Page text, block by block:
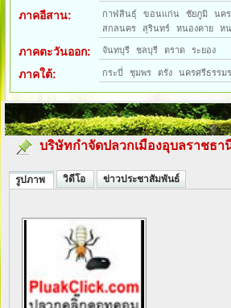
ภาคอีสาน: กาฬสินธุ์ ขอนแก่น ชัยภูมิ นค
สกลนคร
สุรินทร์ หนองคาย ห
ภาคตะวันออก: จันทบุรี ชลบุรี ตราด ระยอง
ภาคใต้: กระบี่ ชุมพร ตรัง นครศรีธรรม
บริษัทกำจัดปลวกเมืองอุบลราชธา
รูปภาพ วิดีโอ ข่าวประชาสัมพันธ์